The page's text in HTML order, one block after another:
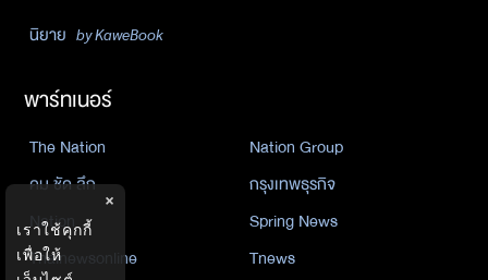
นิยาย by KaweBook
พาร์ทเนอร์
The Nation
Nation Group
คม ชัด ลึก
กรุงเทพธุรกิจ
Nation
Spring News
Thainewsonline
Tnews
×
เราใช้คุกกี้
เพื่อให้